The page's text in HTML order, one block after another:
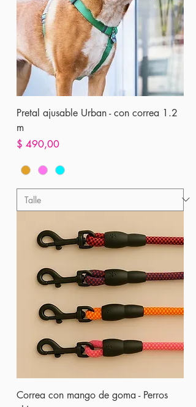
Pretal ajusable Urban - con correa 1.2
m
Precio
$ 490,00
Correa con mango de goma - Perros